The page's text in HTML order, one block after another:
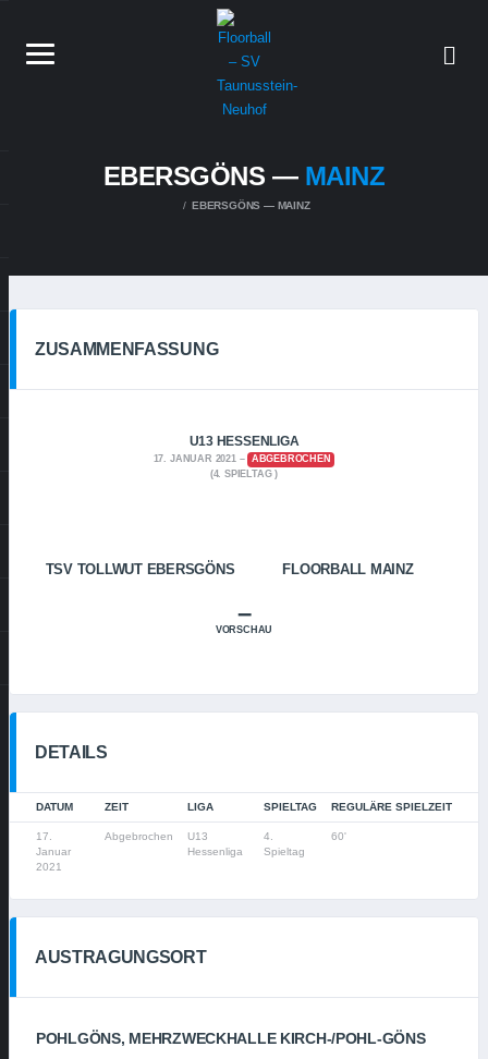
EBERSGÖNS — MAINZ
EBERSGÖNS — MAINZ
ZUSAMMENFASSUNG
U13 HESSENLIGA
17. JANUAR 2021
ABGEBROCHEN
(4. SPIELTAG )
TSV TOLLWUT EBERSGÖNS FLOORBALL MAINZ
–
VORSCHAU
DETAILS
DATUM ZEIT LIGA SPIELTAG REGULÄRE SPIELZEIT
17.
Januar
2021
Abgebrochen
U13
Hessenliga
4.
Spieltag
60'
AUSTRAGUNGSORT
POHLGÖNS, MEHRZWECKHALLE KIRCH-/POHL-GÖNS